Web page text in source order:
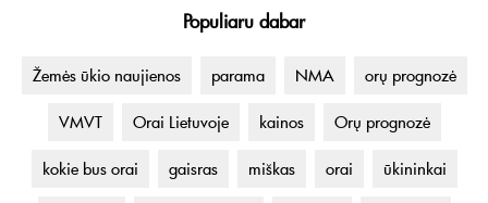
Populiaru dabar
Žemės ūkio naujienos parama NMA orų prognozė
VMVT Orai Lietuvoje kainos Orų prognozė
kokie bus orai gaisras miškas orai ūkininkai